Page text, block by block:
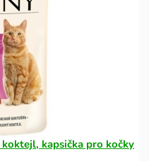
kapsička pro kočky